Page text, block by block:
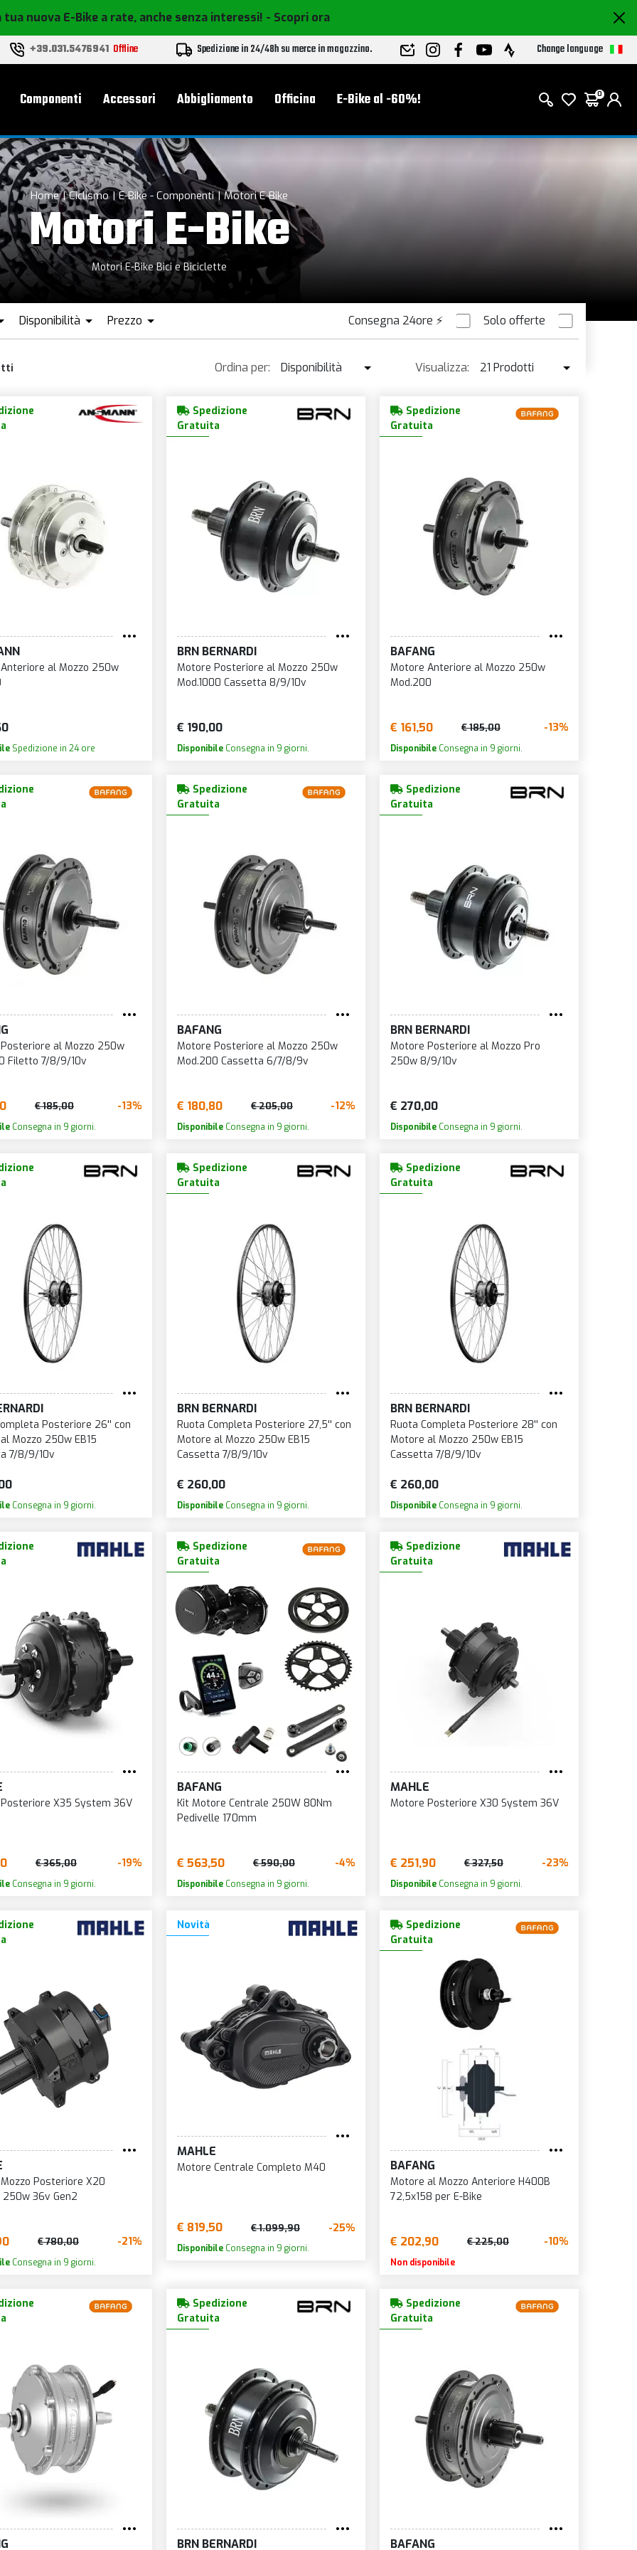
tua nuova E-Bike a rate, anche senza interessi! - Scopri ora
+39.031.5476941 Offline Spedizione in 24/48h su merce in magazzino. Change language
Componenti Accessori Abbigliamento Officina E-Bike al -60%! 0
Home Ciclismo E-Bike - Componenti Motori E-Bike
Motori E-Bike
Motori E-Bike Bici e Biciclette
Consegna 24ore ⚡ Solo offerte
Disponibilità Prezzo
Ordina per:
Disponibilità
Più venduto ↓
Nome
Novità
Visualizza:
21 Prodotti
42 Prodotti
al Mozzo 250w
Spedizione in 24 ore
Spedizione
Gratuita
BRN BERNARDI
Motore Posteriore al Mozzo 250w
Mod.1000 Cassetta 8/9/10v
€ 190,00
DisponibileConsegna in 9 giorni.
Spedizione
Gratuita
BAFANG
Motore Anteriore al Mozzo 250w
Mod.200
€ 161,50 € 185,00 -13%
DisponibileConsegna in 9 giorni.
al Mozzo 250w
Filetto 7/8/9/10v
€ 185,00 -13%
Consegna in 9 giorni.
Spedizione
Gratuita
BAFANG
Motore Posteriore al Mozzo 250w
Mod.200 Cassetta 6/7/8/9v
€ 180,80 € 205,00 -12%
DisponibileConsegna in 9 giorni.
Spedizione
Gratuita
BRN BERNARDI
Motore Posteriore al Mozzo Pro
250w 8/9/10v
€ 270,00
DisponibileConsegna in 9 giorni.
Posteriore 26'' con
Mozzo 250w EB15
7/8/9/10v
Consegna in 9 giorni.
Spedizione
Gratuita
BRN BERNARDI
Ruota Completa Posteriore 27,5'' con
Motore al Mozzo 250w EB15
Cassetta 7/8/9/10v
€ 260,00
DisponibileConsegna in 9 giorni.
Spedizione
Gratuita
BRN BERNARDI
Ruota Completa Posteriore 28'' con
Motore al Mozzo 250w EB15
Cassetta 7/8/9/10v
€ 260,00
DisponibileConsegna in 9 giorni.
X35 System 36V
€ 365,00 -19%
Consegna in 9 giorni.
Spedizione
Gratuita
BAFANG
Kit Motore Centrale 250W 80Nm
Pedivelle 170mm
€ 563,50 € 590,00 -4%
DisponibileConsegna in 9 giorni.
Spedizione
Gratuita
MAHLE
Motore Posteriore X30 System 36V
€ 251,90 € 327,50 -23%
DisponibileConsegna in 9 giorni.
Posteriore X20
36v Gen2
€ 780,00 -21%
Consegna in 9 giorni.
Novità
MAHLE
Motore Centrale Completo M40
€ 819,50 € 1.099,90 -25%
DisponibileConsegna in 9 giorni.
Spedizione
Gratuita
BAFANG
Motore al Mozzo Anteriore H400B
72,5x158 per E-Bike
€ 202,90 € 225,00 -10%
Non disponibile
Spedizione
Gratuita
BRN BERNARDI
Spedizione
Gratuita
BAFANG